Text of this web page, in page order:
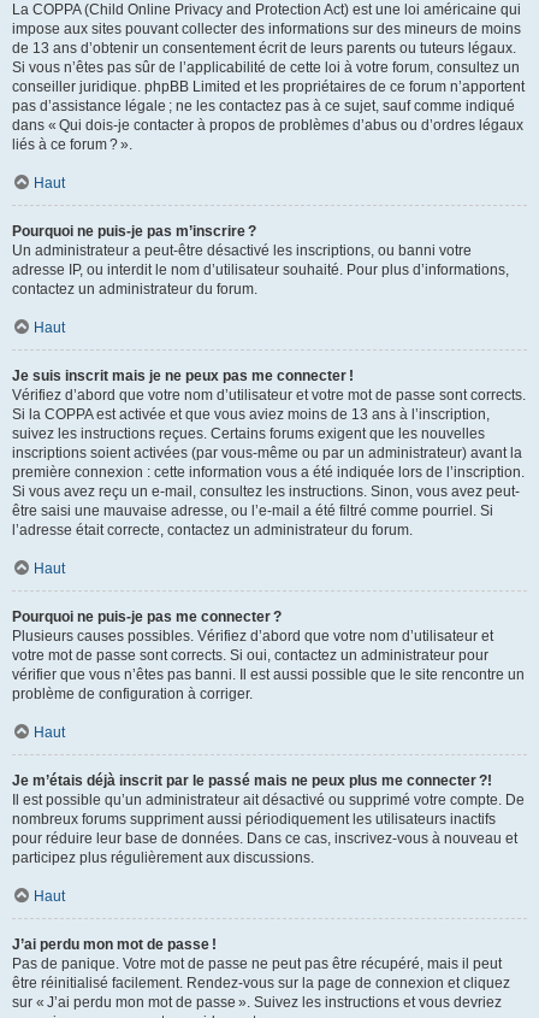
La COPPA (Child Online Privacy and Protection Act) est une loi américaine qui
impose aux sites pouvant collecter des informations sur des mineurs de moins
de 13 ans d’obtenir un consentement écrit de leurs parents ou tuteurs légaux.
Si vous n’êtes pas sûr de l’applicabilité de cette loi à votre forum, consultez un
conseiller juridique. phpBB Limited et les propriétaires de ce forum n’apportent
pas d’assistance légale ; ne les contactez pas à ce sujet, sauf comme indiqué
dans « Qui dois-je contacter à propos de problèmes d’abus ou d’ordres légaux
liés à ce forum ? ».
Haut
Pourquoi ne puis-je pas m’inscrire ?
Un administrateur a peut-être désactivé les inscriptions, ou banni votre
adresse IP, ou interdit le nom d’utilisateur souhaité. Pour plus d’informations,
contactez un administrateur du forum.
Haut
Je suis inscrit mais je ne peux pas me connecter !
Vérifiez d’abord que votre nom d’utilisateur et votre mot de passe sont corrects.
Si la COPPA est activée et que vous aviez moins de 13 ans à l’inscription,
suivez les instructions reçues. Certains forums exigent que les nouvelles
inscriptions soient activées (par vous-même ou par un administrateur) avant la
première connexion : cette information vous a été indiquée lors de l’inscription.
Si vous avez reçu un e-mail, consultez les instructions. Sinon, vous avez peut-
être saisi une mauvaise adresse, ou l’e-mail a été filtré comme pourriel. Si
l’adresse était correcte, contactez un administrateur du forum.
Haut
Pourquoi ne puis-je pas me connecter ?
Plusieurs causes possibles. Vérifiez d’abord que votre nom d’utilisateur et
votre mot de passe sont corrects. Si oui, contactez un administrateur pour
vérifier que vous n’êtes pas banni. Il est aussi possible que le site rencontre un
problème de configuration à corriger.
Haut
Je m’étais déjà inscrit par le passé mais ne peux plus me connecter ?!
Il est possible qu’un administrateur ait désactivé ou supprimé votre compte. De
nombreux forums suppriment aussi périodiquement les utilisateurs inactifs
pour réduire leur base de données. Dans ce cas, inscrivez-vous à nouveau et
participez plus régulièrement aux discussions.
Haut
J’ai perdu mon mot de passe !
Pas de panique. Votre mot de passe ne peut pas être récupéré, mais il peut
être réinitialisé facilement. Rendez-vous sur la page de connexion et cliquez
sur « J’ai perdu mon mot de passe ». Suivez les instructions et vous devriez